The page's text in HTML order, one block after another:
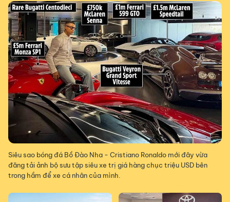
Siêu sao bóng đá Bồ Đào Nha - Cristiano Ronaldo mới đây vừa
đăng tải ảnh bộ sưu tập siêu xe trị giá hàng chục triệu USD bên
trong hầm để xe cá nhân của mình.